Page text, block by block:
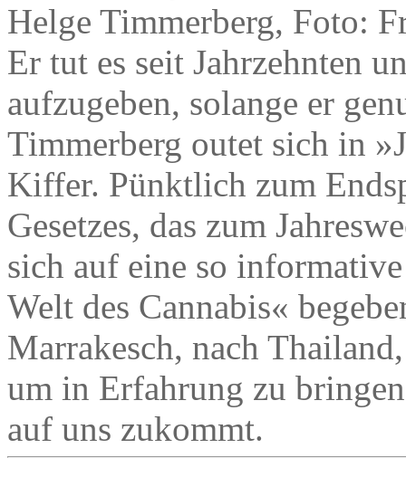
Helge Timmerberg, Foto:
Er tut es seit Jahrzehnten
aufzugeben, solange er
Timmerberg outet sich in
Kiffer. Pünktlich zum
Gesetzes, das zum
sich auf eine so
Welt des Cannabis«
Marrakesch, nach
um in Erfahrung zu
auf uns zukommt.